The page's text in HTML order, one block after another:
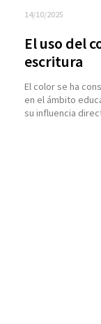
14/10/2025
El uso del
escritura
El color se ha
en el ámbito
su influencia